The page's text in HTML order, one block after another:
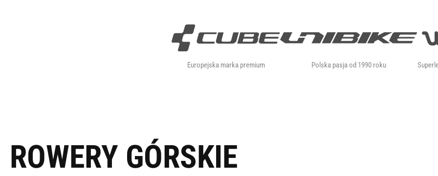
Europejska marka premium Polska pasja od 1990 roku
ROWERY GÓRSKIE